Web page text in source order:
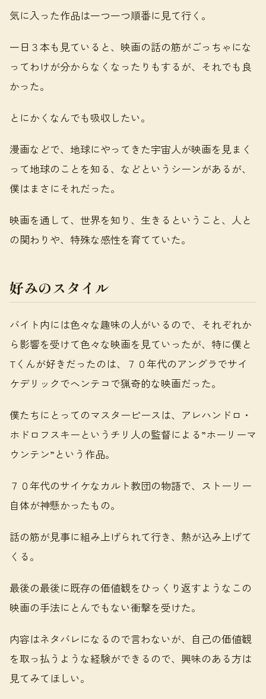
気に入った作品は一つ一つ順番に見て行く。
一日３本も見ていると、映画の話の筋がごっちゃにな
ってわけが分からなくなったりもするが、それでも良
かった。
とにかくなんでも吸収したい。
漫画などで、地球にやってきた宇宙人が映画を見まく
って地球のことを知る、などというシーンがあるが、
僕はまさにそれだった。
映画を通して、世界を知り、生きるということ、人と
の関わりや、特殊な感性を育てていた。
好みのスタイル
バイト内には色々な趣味の人がいるので、それぞれか
ら影響を受けて色々な映画を見ていったが、特に僕と
Tくんが好きだったのは、７０年代のアングラでサイ
ケデリックでヘンテコで猟奇的な映画だった。
僕たちにとってのマスターピースは、アレハンドロ・
ホドロフスキーというチリ人の監督による”ホーリーマ
ウンテン”という作品。
７０年代のサイケなカルト教団の物語で、ストーリー
自体が神懸かったもの。
話の筋が見事に組み上げられて行き、熱が込み上げて
くる。
最後の最後に既存の価値観をひっくり返すようなこの
映画の手法にとんでもない衝撃を受けた。
内容はネタバレになるので言わないが、自己の価値観
を取っ払うような経験ができるので、興味のある方は
見てみてほしい。